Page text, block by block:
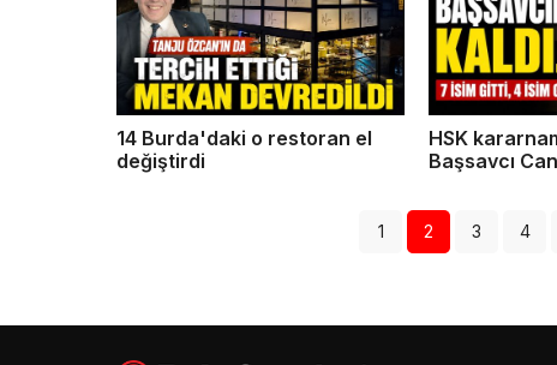
14 Burda'daki o restoran el
değiştirdi
HSK
Başsavcı
1 2 3 4